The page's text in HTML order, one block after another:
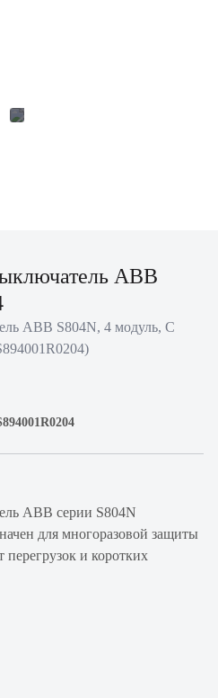
ABB
ABB S804N, 4 модуль, C
ABB серии S804N
для многоразовой защиты
перегрузок и коротких